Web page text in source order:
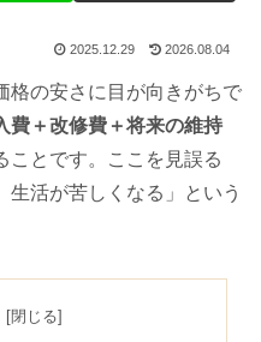
2025.12.29 2026.08.04
の安さに目が向きがちで
費＋改修費＋将来の維持
ことです。ここを見誤る
生活が苦しくなる」という